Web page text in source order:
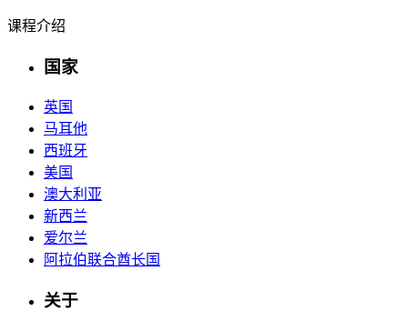
课程介绍
国家
英国
马耳他
西班牙
美国
澳大利亚
新西兰
爱尔兰
阿拉伯联合酋长国
关于